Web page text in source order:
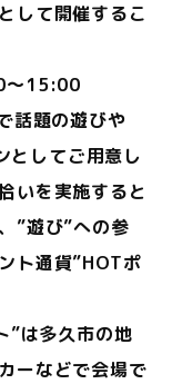
して開催するこ
～15:00
話題の遊びや
してご用意し
いを実施すると
”遊び”への参
ト通貨”HOTポ
”は多久市の地
ーなどで会場で